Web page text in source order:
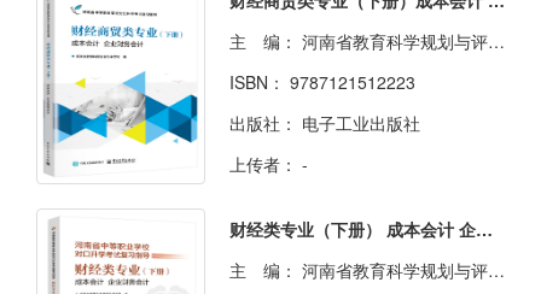
主 编： 河南省教育科学规划与评估院
ISBN： 9787121512223
出版社： 电子工业出版社
上传者： -
财经类专业（下册） 成本会计 企业财务会计
主 编： 河南省教育科学规划与评估院